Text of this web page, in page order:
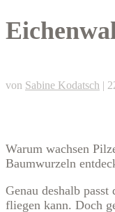
von Sabine Kodatsch |
Warum wachsen
Baumwurzeln
Genau deshalb
fliegen kann. Doch